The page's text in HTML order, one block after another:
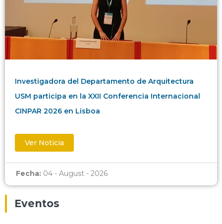
Investigadora del Departamento de Arquitectura
USM participa en la XXII Conferencia Internacional
CINPAR 2026 en Lisboa
Ver Noticia
Fecha: 04 - August - 2026
Eventos